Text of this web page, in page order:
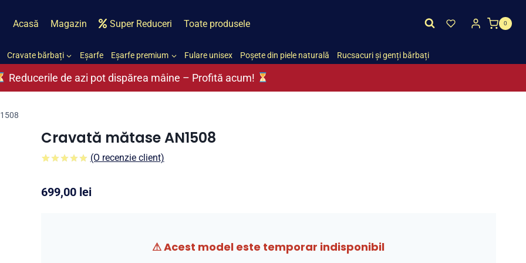
Acasă Magazin Super Reduceri Toate produsele 0
Cravate bărbați Eșarfe Eșarfe premium Fulare unisex Poșete din piele naturală Rucsacuri și genți bărbați
Reducerile de azi pot dispărea mâine – Profită acum!
Cravată mătase AN1508
evaluare a
clientului
(O recenzie client)
699,00 lei
⚠ Acest model este temporar indisponibil